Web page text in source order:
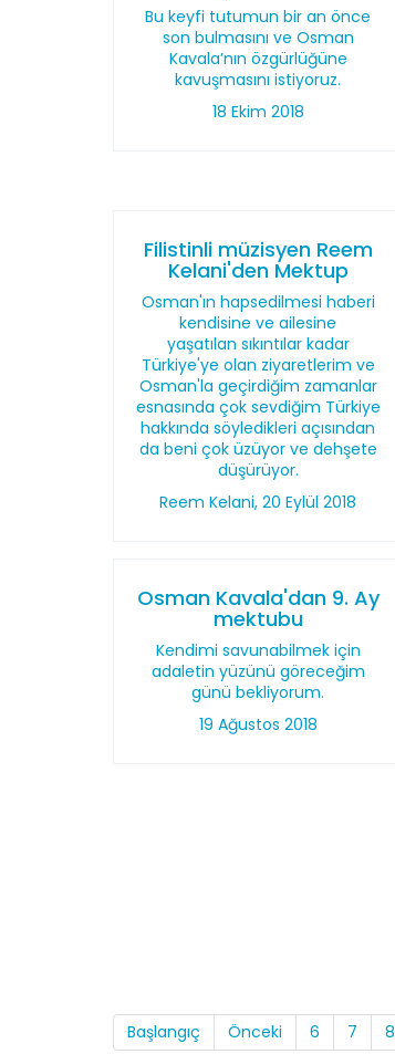
Bu keyfi tutumun bir an önce
son bulmasını ve Osman
Kavala’nın özgürlüğüne
kavuşmasını istiyoruz.
18 Ekim 2018
Filistinli müzisyen Reem
Kelani'den Mektup
Osman'ın hapsedilmesi haberi
kendisine ve ailesine
yaşatılan sıkıntılar kadar
Türkiye'ye olan ziyaretlerim ve
Osman'la geçirdiğim zamanlar
esnasında çok sevdiğim Türkiye
hakkında söyledikleri açısından
da beni çok üzüyor ve dehşete
düşürüyor.
Reem Kelani, 20 Eylül 2018
Osman Kavala'dan 9. Ay
mektubu
Kendimi savunabilmek için
adaletin yüzünü göreceğim
günü bekliyorum.
19 Ağustos 2018
Başlangıç Önceki 6 7 8